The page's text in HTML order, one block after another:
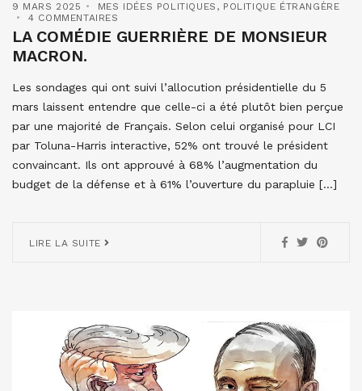
9 MARS 2025 MES IDÉES POLITIQUES , POLITIQUE ÉTRANGÈRE
4 COMMENTAIRES
LA COMÉDIE GUERRIÈRE DE MONSIEUR
MACRON.
Les sondages qui ont suivi l’allocution présidentielle du 5
mars laissent entendre que celle-ci a été plutôt bien perçue
par une majorité de Français. Selon celui organisé pour LCI
par Toluna-Harris interactive, 52% ont trouvé le président
convaincant. Ils ont approuvé à 68% l’augmentation du
budget de la défense et à 61% l’ouverture du parapluie […]
LIRE LA SUITE